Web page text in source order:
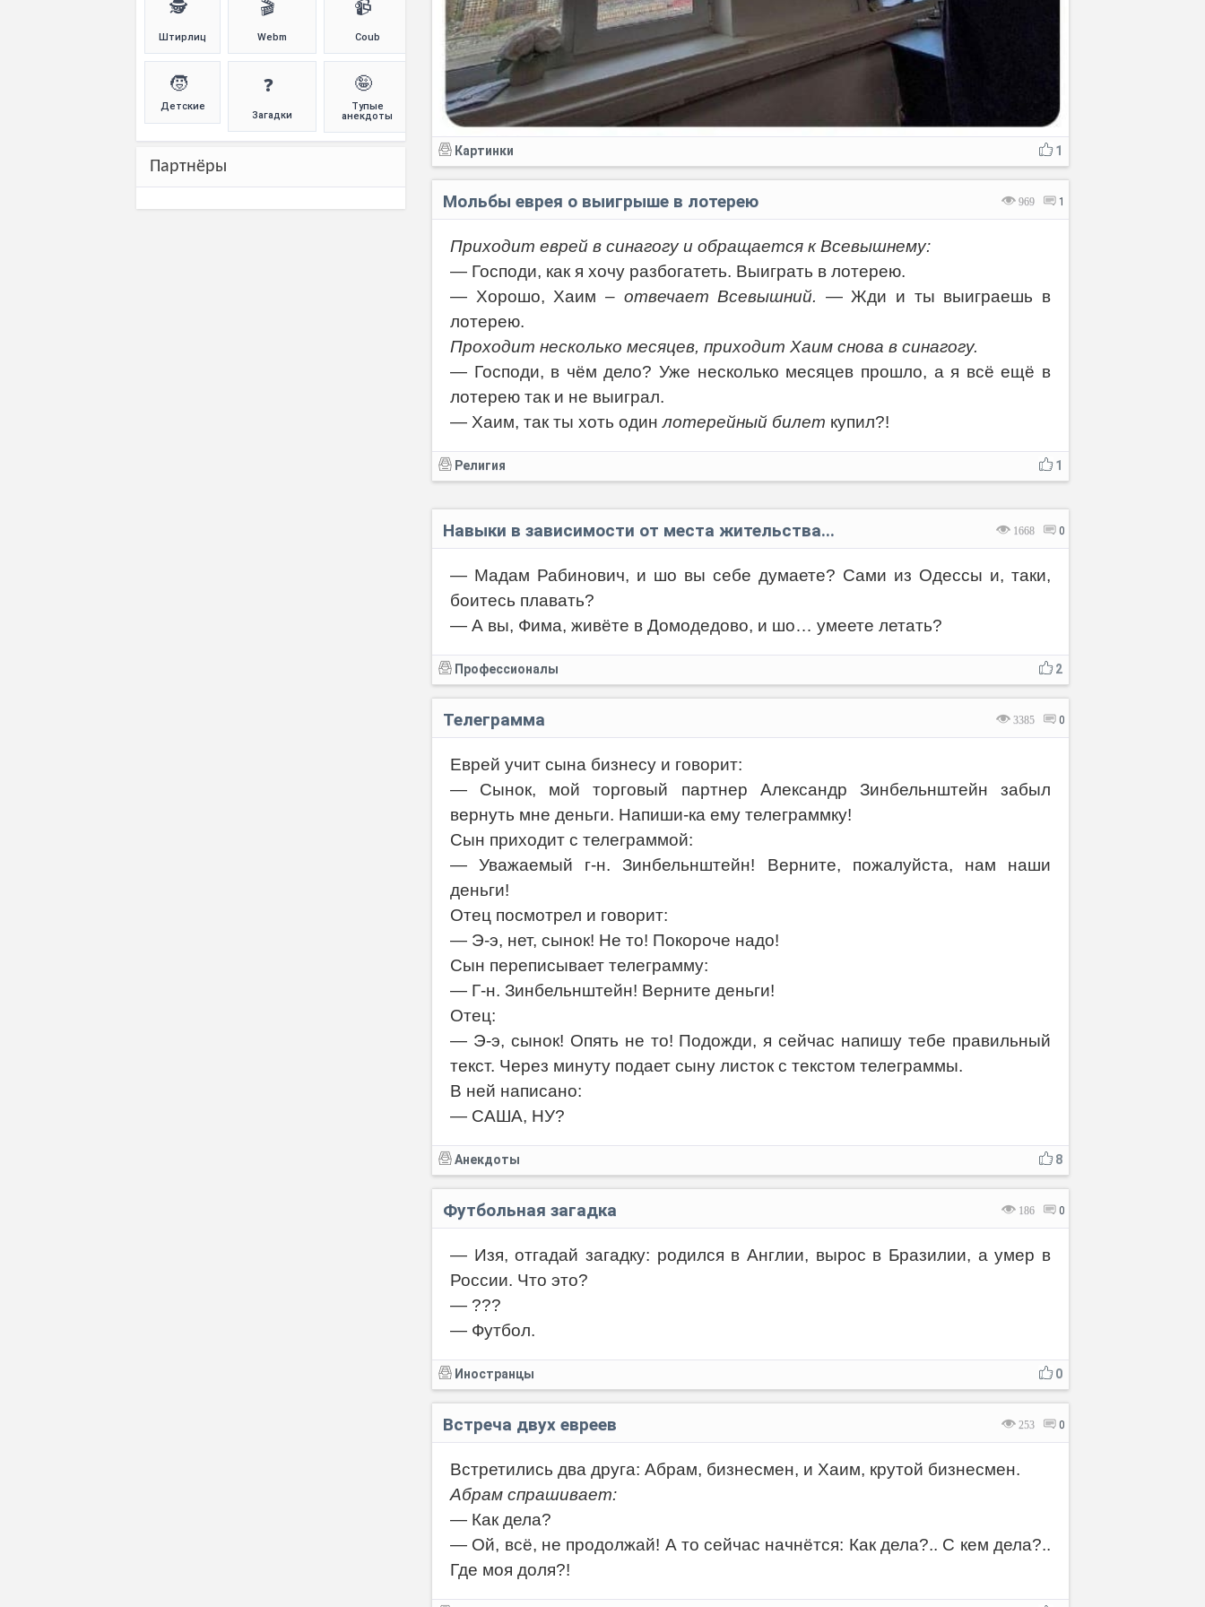
1
Картинки
969 1
Мольбы еврея о выигрыше в лотерею
Приходит еврей в синагогу и обращается к Всевышнему:
— Господи, как я хочу разбогатеть. Выиграть в лотерею.
— Хорошо, Хаим – отвечает Всевышний. — Жди и ты выиграешь в
лотерею.
Проходит несколько месяцев, приходит Хаим снова в синагогу.
— Господи, в чём дело? Уже несколько месяцев прошло, а я всё ещё в
лотерею так и не выиграл.
— Хаим, так ты хоть одинлотерейный билет купил?!
1
Религия
1668 0
Навыки в зависимости от места жительства...
— Мадам Рабинович, и шо вы себе думаете? Сами из Одессы и, таки,
боитесь плавать?
— А вы, Фима, живёте в Домодедово, и шо… умеете летать?
2
Профессионалы
3385 0
Телеграмма
Еврей учит сына бизнесу и говорит:
— Сынок, мой торговый партнер Александр Зинбельнштейн забыл
вернуть мне деньги. Напиши-ка ему телеграммку!
Сын приходит с телеграммой:
— Уважаемый г-н. Зинбельнштейн! Верните, пожалуйста, нам наши
деньги!
Отец посмотрел и говорит:
— Э-э, нет, сынок! Не то! Покороче надо!
Сын переписывает телеграмму:
— Г-н. Зинбельнштейн! Верните деньги!
Отец:
— Э-э, сынок! Опять не то! Подожди, я сейчас напишу тебе правильный
текст. Через минуту подает сыну листок с текстом телеграммы.
В ней написано:
— САША, НУ?
8
Анекдоты
186 0
Футбольная загадка
— Изя, отгадай загадку: родился в Англии, вырос в Бразилии, а умер в
России. Что это?
— ???
— Футбол.
0
Иностранцы
253 0
Встреча двух евреев
Встретились два друга: Абрам, бизнесмен, и Хаим, крутой бизнесмен.
Абрам спрашивает:
— Как дела?
— Ой, всё, не продолжай! А то сейчас начнётся: Как дела?.. С кем дела?..
Где моя доля?!
🕵️
Штирлиц
🎬
Webm
📹
Coub
🧒
Детские
❓
Загадки
🤪
Тупые
анекдоты
Партнёры